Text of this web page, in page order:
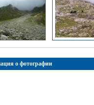
о фотографии